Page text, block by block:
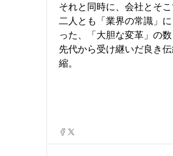
それと同時に、会社とそ
二人とも「業界の常識」
った、「大胆な変革」の数
先代から受け継いだ良き
縮。